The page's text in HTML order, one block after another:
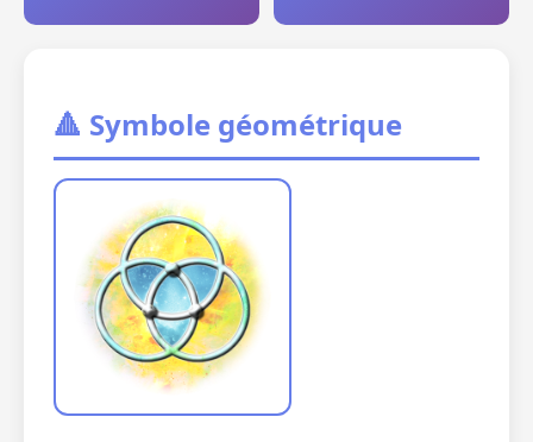
🔺 Symbole géométrique